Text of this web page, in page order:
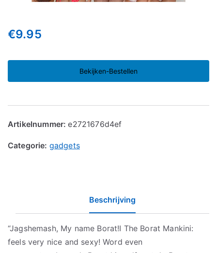
€9.95
Bekijken-Bestellen
Artikelnummer:e2721676d4ef
Categorie: gadgets
Beschrijving
“Jagshemash, My name Borat!I The Borat Mankini:
feels very nice and sexy! Word even